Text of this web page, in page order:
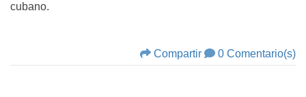
cubano.
Compartir 0 Comentario(s)